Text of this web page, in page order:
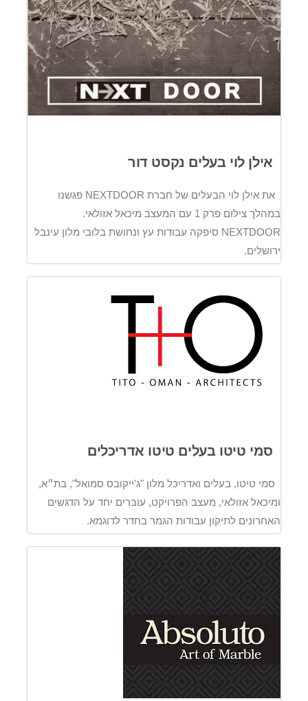
אילן לוי בעלים נקסט דור
את אילן לוי הבעלים של חברת NEXTDOOR פגשנו
במהלך צילום פרק 1 עם המעצב מיכאל אזולאי.
NEXTDOOR סיפקה עבודות עץ ונחושת בלובי מלון עינבל
ירושלים.
סמי טיטו בעלים טיטו אדריכלים
סמי טיטו, בעלים ואדריכל מלון "ג'ייקובס סמואל", בת״א,
ומיכאל אזולאי, מעצב הפרויקט, עוברים יחד על הדגשים
האחרונים לתיקון עבודות הגמר בחדר לדוגמא.